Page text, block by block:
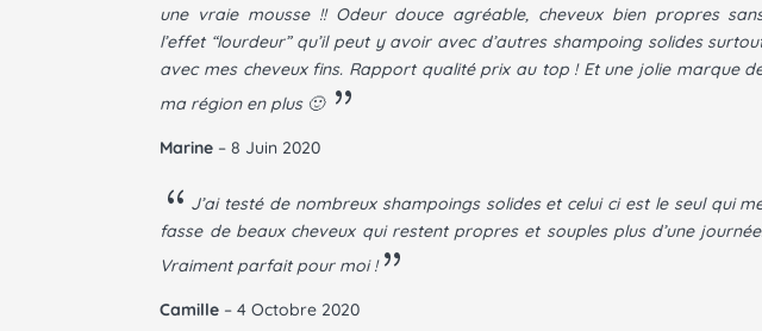
client
une vraie mousse !! Odeur douce agréable, cheveux bien propres
l’effet “lourdeur” qu’il peut y avoir avec d’autres shampoing solides
avec mes cheveux fins. Rapport qualité prix au top ! Et une jolie marque
ma région en plus 🙂
Marine – 8 Juin 2020
J’ai testé de nombreux shampoings solides et celui ci est le seul qui
fasse de beaux cheveux qui restent propres et souples plus d’une
Vraiment parfait pour moi !
Camille – 4 Octobre 2020